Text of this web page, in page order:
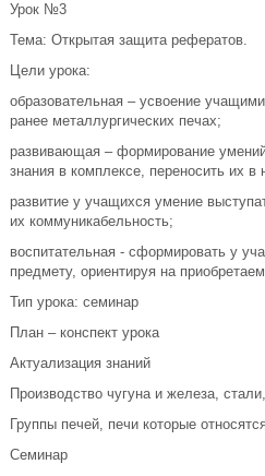
Урок №3
Тема: Открытая защита рефератов.
Цели урока:
образовательная – усвоение
ранее металлургических печах;
развивающая – формирование
знания в комплексе, переносить их в
развитие у учащихся умение
их коммуникабельность;
воспитательная - сформировать у
предмету, ориентируя на
Тип урока: семинар
План – конспект урока
Актуализация знаний
Производство чугуна и железа,
Группы печей, печи которые
Семинар